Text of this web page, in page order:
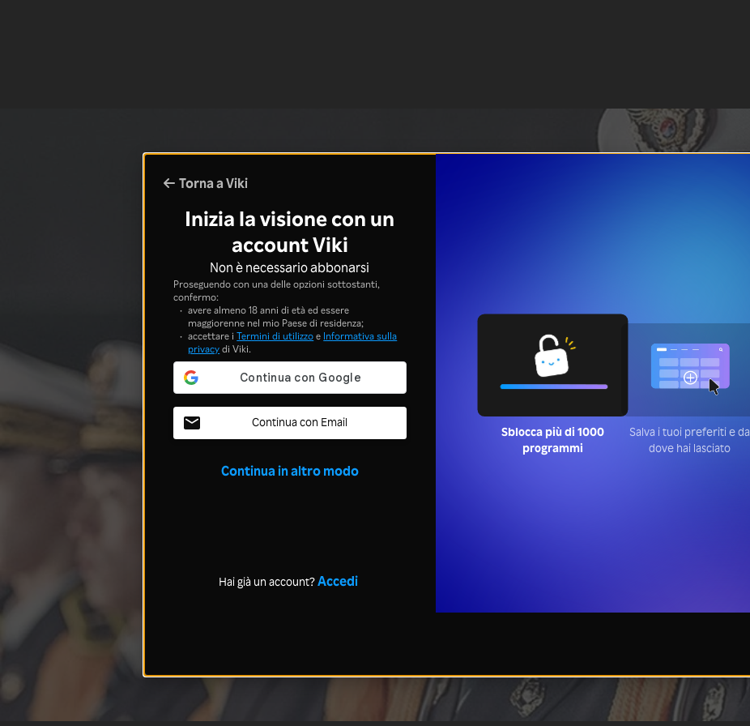
Torna a Viki
Inizia la visione con un
account Viki
Non è necessario abbonarsi
Proseguendo con una delle opzioni sottostanti,
confermo:
avere almeno 18 anni di età ed essere
maggiorenne nel mio Paese di residenza;
accettare iTermini di utilizzoe Informativa sulla
privacydi Viki.
Continua con Email
Continua in altro modo
Hai già un account?Accedi
Sblocca più di 1000
programmi
Salva i tuoi preferiti e da
dove hai lasciato